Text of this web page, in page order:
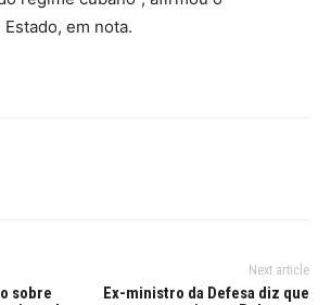
em nota.
sobre
Next article
Ex-ministro da Defesa diz que